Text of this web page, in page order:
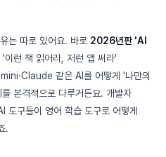
는 따로 있어요. 바로 2026년판 'AI
이런 책 읽어라, 저런 앱 써라'
같은 AI를 어떻게 '나만의
본격적으로 다루거든요. 개발자
도구들이 영어 학습 도구로 어떻게
.